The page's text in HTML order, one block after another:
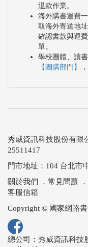
退款作業。
海外購書運費
取海外寄送地
確認書款與運
單。
學校團體、讀
【團購部門】
秀威資訊科技股份有
25511417
門市地址：104 台北市
關於我們
． 常見問題 ．
客服信箱
Copyright © 國家網路
總公司：秀威資訊科技